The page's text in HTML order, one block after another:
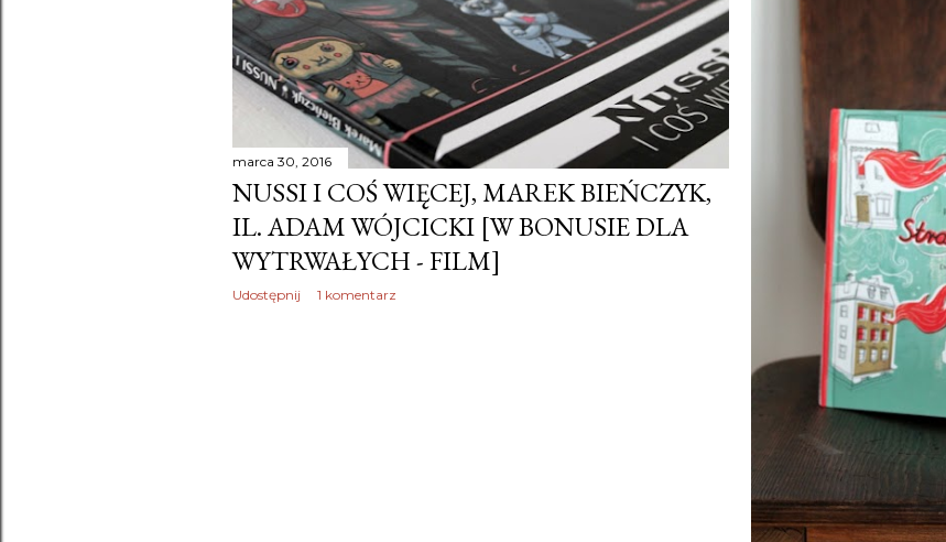
marca 30, 2016
NUSSI I COŚ WIĘCEJ, MAREK BIEŃCZYK,
IL. ADAM WÓJCICKI [W BONUSIE DLA
WYTRWAŁYCH - FILM]
Udostępnij 1 komentarz